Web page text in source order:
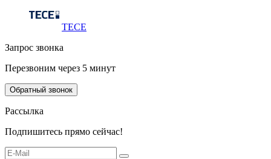
TECE
Запрос звонка
Перезвоним через 5 минут
Обратный звонок
Рассылка
Подпишитесь прямо сейчас!